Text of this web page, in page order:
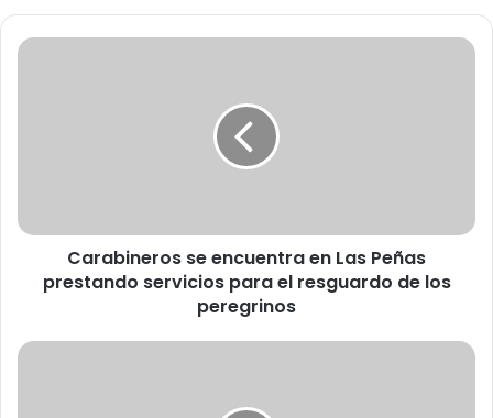
C
r
e
Carabineros se encuentra en Las Peñas
prestando servicios para el resguardo de los
peregrinos
D